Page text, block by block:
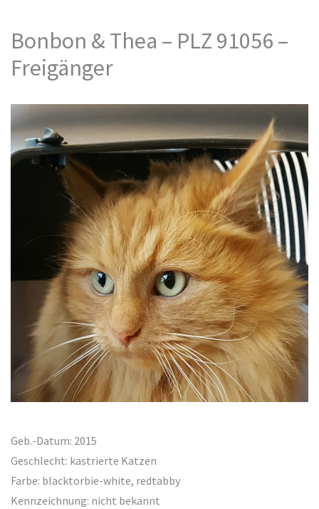
Bonbon & Thea – PLZ 91056 –
Freigänger
Geb.-Datum: 2015
Geschlecht: kastrierte Katzen
Farbe: blacktorbie-white, redtabby
Kennzeichnung: nicht bekannt